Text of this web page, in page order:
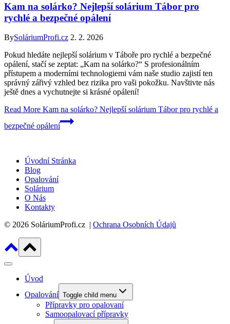
Kam na solárko? Nejlepší solárium Tábor pro
rychlé a bezpečné opálení
BySoláriumProfi.cz 2. 2. 2026
Pokud hledáte nejlepší solárium v Táboře pro rychlé a bezpečné
opálení, stačí se zeptat: „Kam na solárko?“ S profesionálním
přístupem a moderními technologiemi vám naše studio zajistí ten
správný zářivý vzhled bez rizika pro vaši pokožku. Navštivte nás
ještě dnes a vychutnejte si krásné opálení!
Read More Kam na solárko? Nejlepší solárium Tábor pro rychlé a
bezpečné opálení
Úvodní Stránka
Blog
Opalování
Solárium
O Nás
Kontakty
© 2026 SoláriumProfi.cz | Ochrana Osobních Údajů
Úvod
Opalování Toggle child menu
Přípravky pro opalovaní
Samoopalovací přípravky